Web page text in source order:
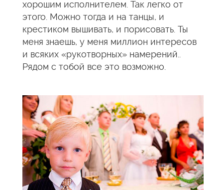
хорошим исполнителем. Так легко от
этого. Можно тогда и на танцы, и
крестиком вышивать, и порисовать. Ты
меня знаешь, у меня миллион интересов
и всяких «рукотворных» намерений..
Рядом с тобой все это возможно.